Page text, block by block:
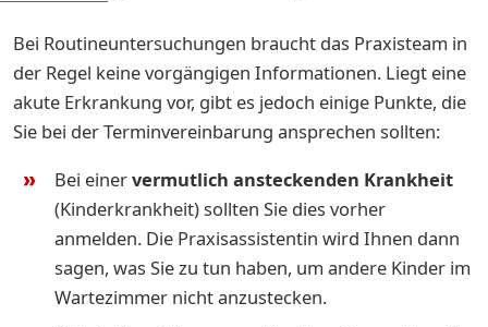
Bei Routineuntersuchungen braucht das Praxisteam in
der Regel keine vorgängigen Informationen. Liegt eine
akute Erkrankung vor, gibt es jedoch einige Punkte, die
Sie bei der Terminvereinbarung ansprechen sollten:
Bei einervermutlich ansteckenden Krankheit
(Kinderkrankheit) sollten Sie dies vorher
anmelden. Die Praxisassistentin wird Ihnen dann
sagen, was Sie zu tun haben, um andere Kinder im
Wartezimmer nicht anzustecken.